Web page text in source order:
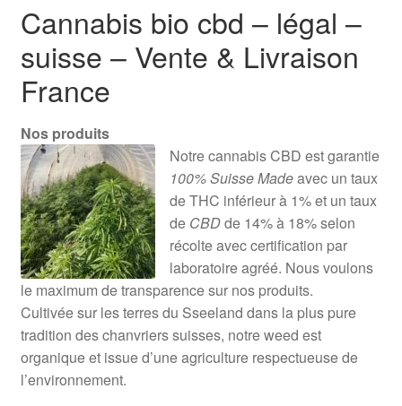
Cannabis bio cbd – légal –
suisse – Vente & Livraison
France
Nos produits
Notre cannabis CBD est garantie
100% Suisse Madeavec un taux
de THC inférieur à 1% et un taux
deCBDde 14% à 18% selon
récolte avec certification par
laboratoire agréé. Nous voulons
le maximum de transparence sur nos produits.
Cultivée sur les terres du Sseeland dans la plus pure
tradition des chanvriers suisses, notre weed est
organique et issue d’une agriculture respectueuse de
l’environnement.